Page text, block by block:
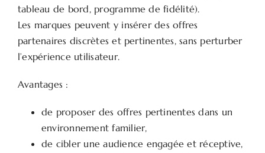
tableau de bord, programme de fidélité).
Les marques peuvent y insérer des offres
partenaires discrètes et pertinentes, sans perturber
l’expérience utilisateur.
Avantages :
de proposer des offres pertinentes dans un
environnement familier,
de cibler une audience engagée et réceptive,